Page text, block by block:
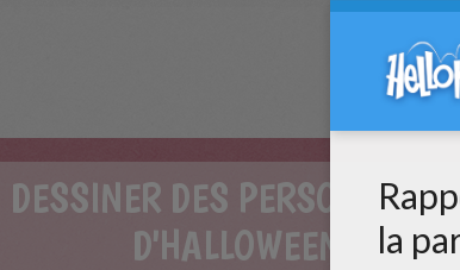
DESSINER DES
D'HALLOWEEN